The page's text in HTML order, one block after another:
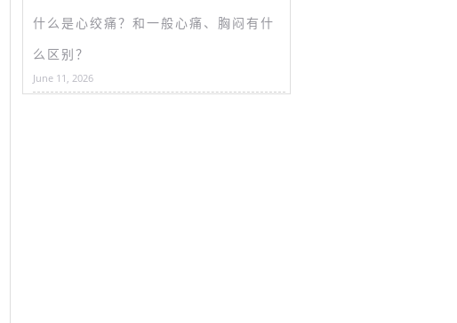
什么是心绞痛？和一般心痛、胸闷有什
么区别？
June 11, 2026